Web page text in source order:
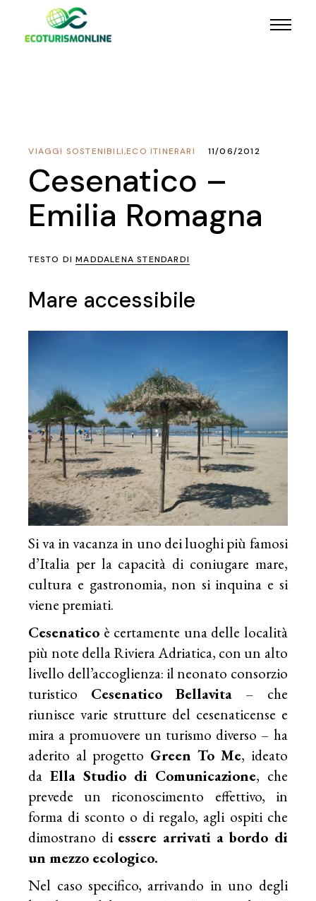
ECO ITINERARI
,
VIAGGI SOSTENIBILI 11/06/2012
Cesenatico –
Emilia Romagna
TESTO DIMADDALENA STENDARDI
Mare accessibile
Si va in vacanza in uno dei luoghi più famosi
d’Italia per la capacità di coniugare mare,
cultura e gastronomia, non si inquina e si
viene premiati.
Cesenatico è certamente una delle località
più note della Riviera Adriatica, con un alto
livello dell’accoglienza: il neonato consorzio
turistico Cesenatico Bellavita – che
riunisce varie strutture del cesenaticense e
mira a promuovere un turismo diverso – ha
aderito al progetto Green To Me, ideato
da Ella Studio di Comunicazione, che
prevede un riconoscimento effettivo, in
forma di sconto o di regalo, agli ospiti che
dimostrano di essere arrivati a bordo di
un mezzo ecologico.
Nel caso specifico, arrivando in uno degli